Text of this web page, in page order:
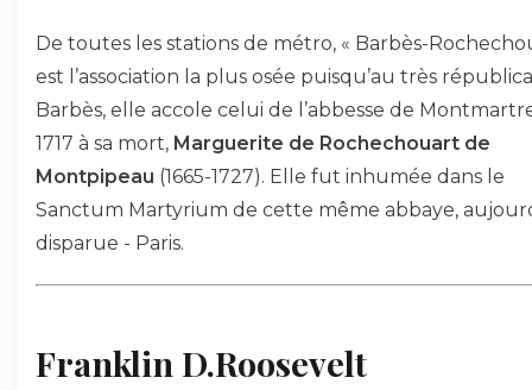
De toutes les stations de métro, « Barbès-
est l’association la plus osée puisqu’au très
Barbès, elle accole celui de l’abbesse de
1717 à sa mort, Marguerite de Rochechouart de
Montpipeau (1665-1727). Elle fut inhumée dans le
Sanctum Martyrium de cette même abbaye,
disparue - Paris.
Franklin D.Roosevelt